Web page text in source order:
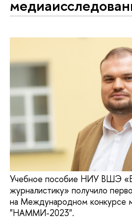
Учебное пособие НИУ ВШЭ
журналистику» получило
на Международном конкурсе
"НАММИ-2023".